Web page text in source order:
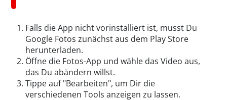
Falls die App nicht vorinstalliert ist, musst Du
Google Fotos zunächst aus dem Play Store
herunterladen.
Öffne die Fotos-App und wähle das Video aus,
das Du abändern willst.
Tippe auf "Bearbeiten", um Dir die
verschiedenen Tools anzeigen zu lassen.